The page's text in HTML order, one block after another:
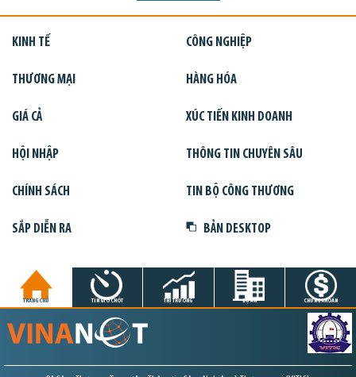
KINH TẾ CÔNG NGHIỆP
THƯƠNG MẠI HÀNG HÓA
GIÁ CẢ XÚC TIẾN KINH DOANH
HỘI NHẬP THÔNG TIN CHUYÊN SÂU
CHÍNH SÁCH TIN BỘ CÔNG THƯƠNG
SẮP DIỄN RA BẢN DESKTOP
TRANG CHỦ TIN GIỜ CHÓT THỊ TRƯỜNG DỰ ÁN CHỨNG KHOÁN